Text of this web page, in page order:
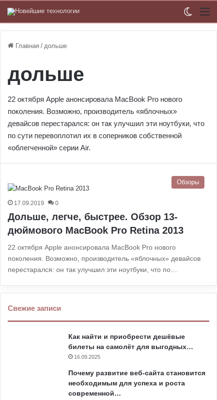
Главная / дольше
дольше
22 октября Apple анонсировала MacBook Pro нового
поколения. Возможно, производитель «яблочных»
девайсов перестарался: он так улучшил эти ноутбуки, что
по сути перевоплотил их в соперников собственной
«облегченной» серии Air.
Обзоры
17.09.2019 0
Дольше, легче, быстрее. Обзор 13-
дюймового MacBook Pro Retina 2013
22 октября Apple анонсировала MacBook Pro нового
поколения. Возможно, производитель «яблочных» девайсов
перестарался: он так улучшил эти ноутбуки, что по…
Свежие записи
Как найти и приобрести дешёвые
билеты на самолёт для выгодных…
16.09.2025
Почему развитие веб-сайта становится
необходимым для успеха и роста
современной…